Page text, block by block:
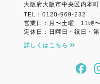
大阪府大阪市中央区内本
TEL：0120-969-232
営業日：月〜土曜 11時
定休日：日曜日・祝日・
詳しくはこちら